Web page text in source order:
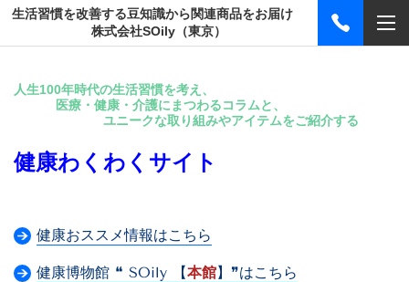
生活習慣を改善する豆知識から関連商品をお届け
株式会社SOily（東京）
人生100年時代の生活習慣を考え、
医療・健康・介護にまつわるコラムと、
ユニークな取り組みやアイテムをご紹介する
健康わくわくサイト
健康おススメ情報はこちら
健康博物館 ❝ SOily 【本館】❞はこちら